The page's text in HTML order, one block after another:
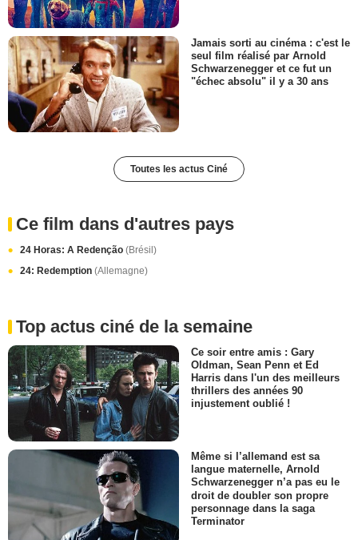
Jamais sorti au cinéma : c'est le
seul film réalisé par Arnold
Schwarzenegger et ce fut un
"échec absolu" il y a 30 ans
Toutes les actus Ciné
Ce film dans d'autres pays
24 Horas: A Redenção (Brésil)
24: Redemption (Allemagne)
Top actus ciné de la semaine
Ce soir entre amis : Gary
Oldman, Sean Penn et Ed
Harris dans l'un des meilleurs
thrillers des années 90
injustement oublié !
Même si l’allemand est sa
langue maternelle, Arnold
Schwarzenegger n’a pas eu le
droit de doubler son propre
personnage dans la saga
Terminator